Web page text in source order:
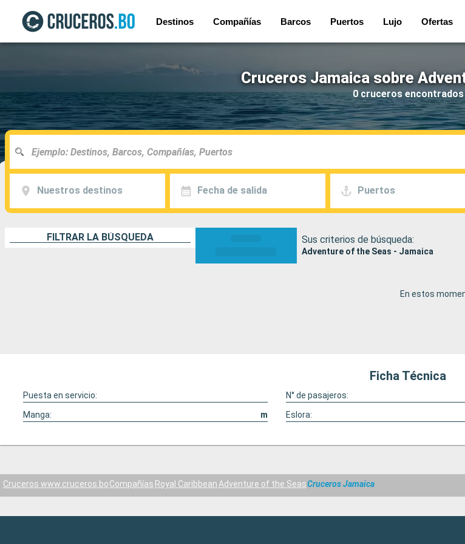
Destinos Compañías Barcos Puertos Lujo Ofertas
Cruceros Jamaica sobre
0 cruceros encontrados
Nuestros destinos Fecha de salida Puertos
FILTRAR LA BÚSQUEDA Sus criterios de búsqueda:
Adventure of the Seas - Jamaica
En estos
Ficha Técnica
Puesta en servicio: N° de pasajeros:
Manga:
m Eslora:
Cruceros www.cruceros.boCompañías Royal CaribbeanAdventure of the SeasCruceros Jamaica